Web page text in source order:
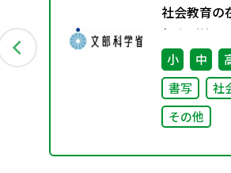
社会教育の
部会（第1
小 中
書写
社
その他